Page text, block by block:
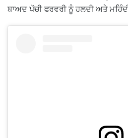
ਬਾਅਦ ਪੱਚੀ ਫਰਵਰੀ ਨੂੰ ਹਲਦੀ ਅਤੇ